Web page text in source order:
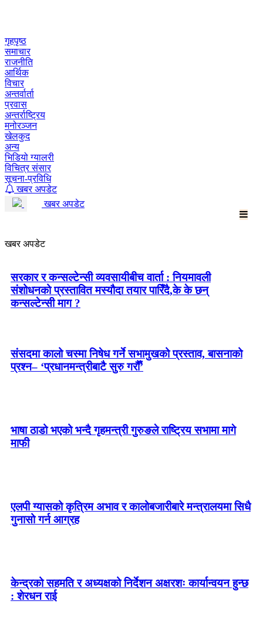
गृहपृष्ठ
समाचार
राजनीति
आर्थिक
विचार
अन्तर्वार्ता
प्रवास
अन्तर्राष्ट्रिय
मनोरञ्जन
खेलकुद
अन्य
भिडियो ग्यालरी
विचित्र संसार
सूचना-प्रविधि
खबर अपडेट
खबर अपडेट
खबर अपडेट
सरकार र कन्सल्टेन्सी व्यवसायीबीच वार्ता : नियमावली
संशोधनको प्रस्तावित मस्यौदा तयार पारिँदै,के के छन्
कन्सल्टेन्सी माग ?
संसदमा कालो चस्मा निषेध गर्ने सभामुखको प्रस्ताव, बासनाको
प्रश्न– ‘प्रधानमन्त्रीबाटै सुरु गरौँ’
भाषा ठाडो भएको भन्दै गृहमन्त्री गुरुङले राष्ट्रिय सभामा मागे
माफी
एलपी ग्यासको कृत्रिम अभाव र कालोबजारीबारे मन्त्रालयमा सिधै
गुनासो गर्न आग्रह
केन्द्रको सहमति र अध्यक्षको निर्देशन अक्षरशः कार्यान्वयन हुन्छ
: शेरधन राई